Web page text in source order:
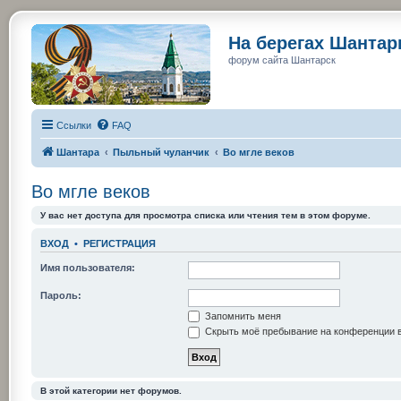
На берегах
форум сайта Шантарск
Ссылки FAQ
Шантара Пыльный чуланчик Во мгле веков
Во мгле веков
У вас нет доступа для просмотра списка или чтения тем в этом форуме.
ВХОД • РЕГИСТРАЦИЯ
Имя пользователя:
Пароль:
Запомнить меня
Скрыть моё пребывание на конференции
В этой категории нет форумов.